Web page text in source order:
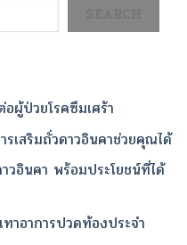
ผู้ป่วยโรคซึมเศร้า
รเสริมถั่วดาวอินคาช่วยคุณได้
วอินคา พร้อมประโยชน์ที่ได้
าอาการปวดท้องประจำ